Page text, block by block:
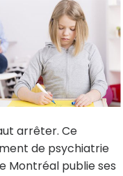
arrêter. Ce
de psychiatrie
Montréal publie ses